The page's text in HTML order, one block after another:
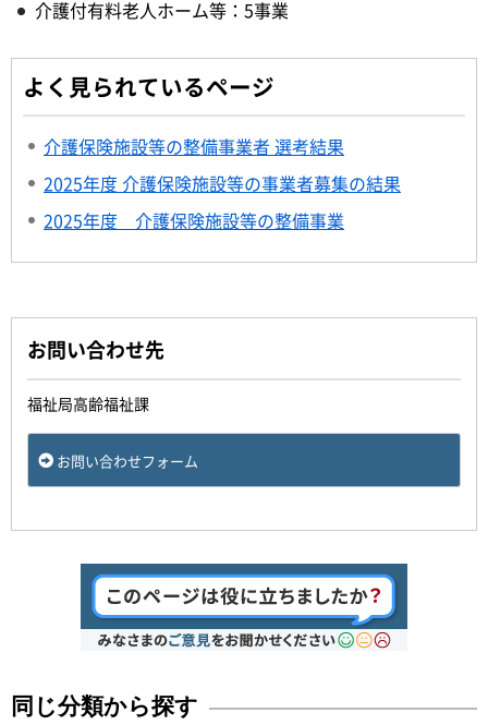
介護付有料老人ホーム等：5事業
よく見られているページ
介護保険施設等の整備事業者 選考結果
2025年度 介護保険施設等の事業者募集の結果
2025年度 介護保険施設等の整備事業
お問い合わせ先
福祉局高齢福祉課
お問い合わせフォーム
同じ分類から探す